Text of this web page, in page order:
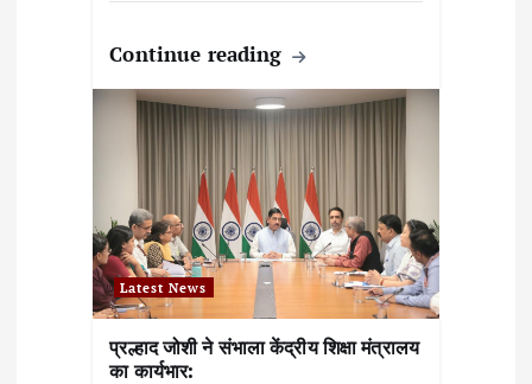
Continue reading
Latest News
प्रल्हाद जोशी ने संभाला केंद्रीय शिक्षा मंत्रालय
का कार्यभार: